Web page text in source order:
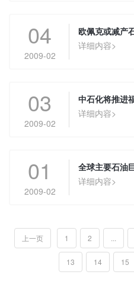
04
2009-02
欧佩克或减产
详细内容>
03
2009-02
详细内容>
01
2009-02
全球主要石油
详细内容>
上一页 1 2
13 14 15